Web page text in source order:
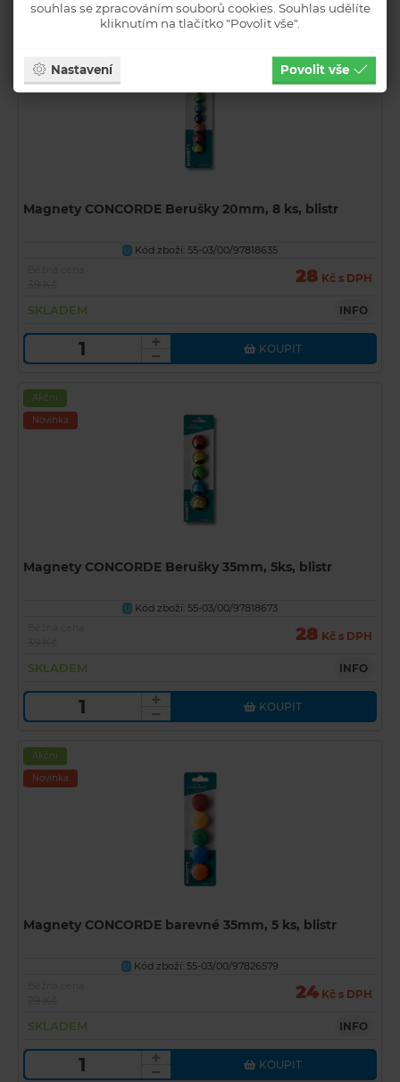
souhlas se zpracováním souborů cookies. Souhlas udělíte
kliknutím na tlačítko "Povolit vše".
Nastavení Povolit vše
Novinka
Magnety CONCORDE Berušky 20mm, 8 ks, blistr
U
Kód zboží: 55-03/00/97818635
28 Kč s DPH
SKLADEM INFO
KOUPIT
Akční
Novinka
Magnety CONCORDE Berušky 35mm, 5ks, blistr
U
Kód zboží: 55-03/00/97818673
28 Kč s DPH
SKLADEM INFO
KOUPIT
Akční
Novinka
Magnety CONCORDE barevné 35mm, 5 ks, blistr
U
Kód zboží: 55-03/00/97826579
24 Kč s DPH
SKLADEM INFO
KOUPIT